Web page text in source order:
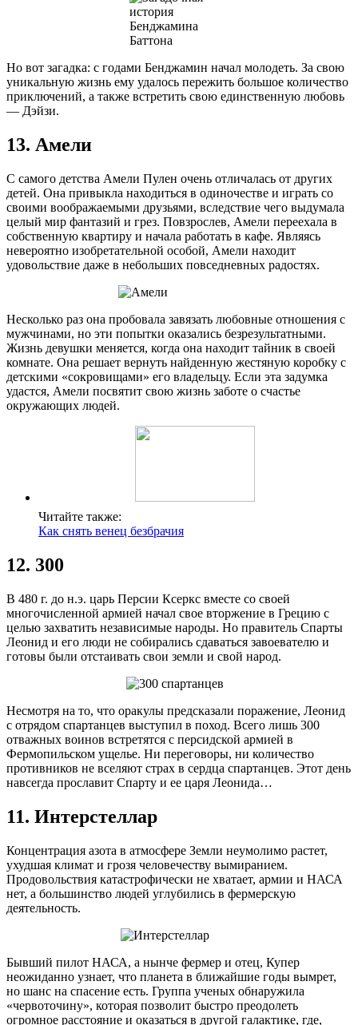
Но вот загадка: с годами Бенджамин начал молодеть. За свою
уникальную жизнь ему удалось пережить большое количество
приключений, а также встретить свою единственную любовь
— Дэйзи.
13. Амели
С самого детства Амели Пулен очень отличалась от других
детей. Она привыкла находиться в одиночестве и играть со
своими воображаемыми друзьями, вследствие чего выдумала
целый мир фантазий и грез. Повзрослев, Амели переехала в
собственную квартиру и начала работать в кафе. Являясь
невероятно изобретательной особой, Амели находит
удовольствие даже в небольших повседневных радостях.
Несколько раз она пробовала завязать любовные отношения с
мужчинами, но эти попытки оказались безрезультатными.
Жизнь девушки меняется, когда она находит тайник в своей
комнате. Она решает вернуть найденную жестяную коробку с
детскими «сокровищами» его владельцу. Если эта задумка
удастся, Амели посвятит свою жизнь заботе о счастье
окружающих людей.
Читайте также:
Как снять венец безбрачия
12. 300
В 480 г. до н.э. царь Персии Ксеркс вместе со своей
многочисленной армией начал свое вторжение в Грецию с
целью захватить независимые народы. Но правитель Спарты
Леонид и его люди не собирались сдаваться завоевателю и
готовы были отстаивать свои земли и свой народ.
Несмотря на то, что оракулы предсказали поражение, Леонид
с отрядом спартанцев выступил в поход. Всего лишь 300
отважных воинов встретятся с персидской армией в
Фермопильском ущелье. Ни переговоры, ни количество
противников не вселяют страх в сердца спартанцев. Этот день
навсегда прославит Спарту и ее царя Леонида…
11. Интерстеллар
Концентрация азота в атмосфере Земли неумолимо растет,
ухудшая климат и грозя человечеству вымиранием.
Продовольствия катастрофически не хватает, армии и НАСА
нет, а большинство людей углубились в фермерскую
деятельность.
Бывший пилот НАСА, а нынче фермер и отец, Купер
неожиданно узнает, что планета в ближайшие годы вымрет,
но шанс на спасение есть. Группа ученых обнаружила
«червоточину», которая позволит быстро преодолеть
огромное расстояние и оказаться в другой галактике, где,